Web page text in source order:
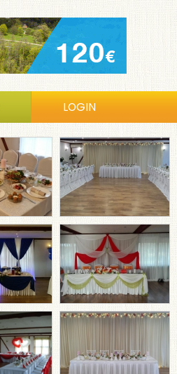
LOGIN